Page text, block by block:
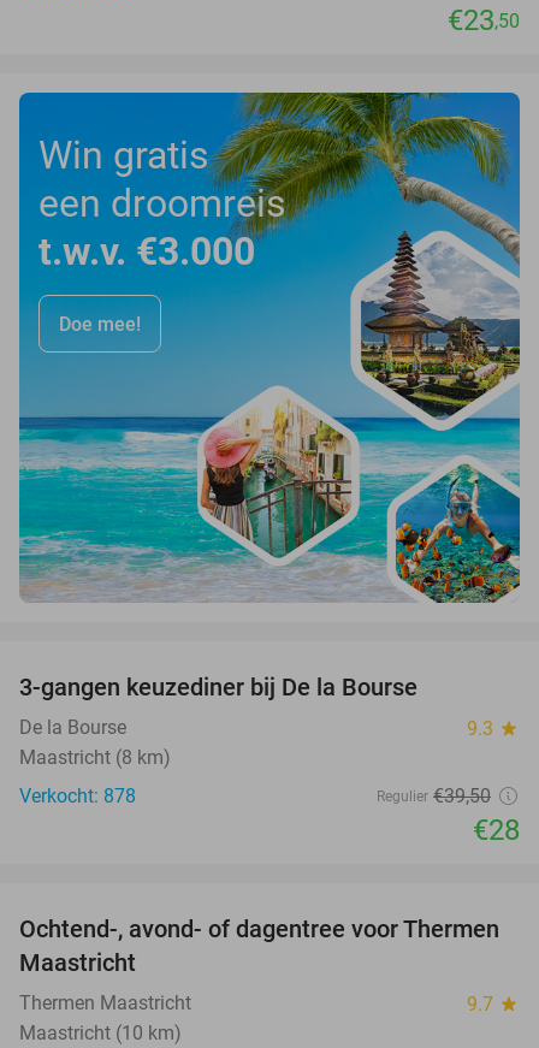
€23,50
Win gratis
een droomreis
t.w.v. €3.000
Doe mee!
3-gangen keuzediner bij De la Bourse
De la Bourse 9.3 star
Maastricht (8 km)
Verkocht: 878
Regulier €39,50
€28
25%
Ochtend-, avond- of dagentree voor Thermen
Maastricht
Thermen Maastricht 9.7 star
Maastricht (10 km)